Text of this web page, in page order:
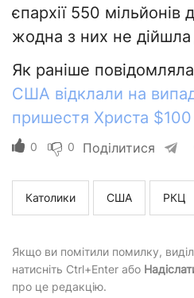
єпархії 550
жодна з них не дійшла
Як раніше
США відклали на
пришестя Христа
0 0 Поділитися
Католики США РКЦ
Якщо ви помітили помилку,
натисніть Ctrl+Enter або
про це редакцію.